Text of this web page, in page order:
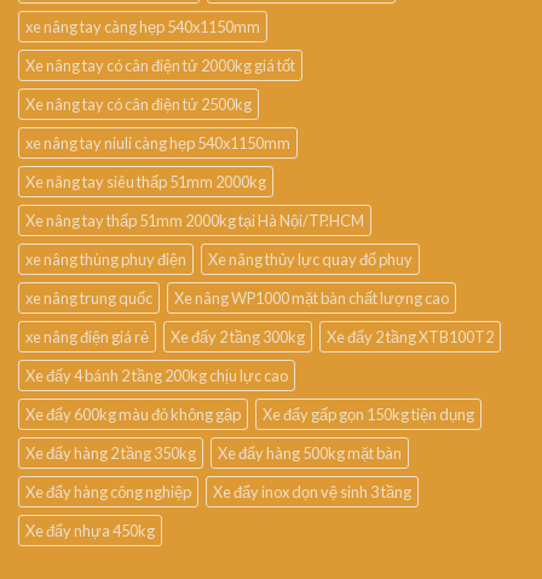
xe nâng tay càng hẹp 540x1150mm
Xe nâng tay có cân điện tử 2000kg giá tốt
Xe nâng tay có cân điện tử 2500kg
xe nâng tay niuli càng hẹp 540x1150mm
Xe nâng tay siêu thấp 51mm 2000kg
Xe nâng tay thấp 51mm 2000kg tại Hà Nội/TP.HCM
xe nâng thùng phuy điện
Xe nâng thủy lực quay đổ phuy
xe nâng trung quốc
Xe nâng WP1000 mặt bàn chất lượng cao
xe nâng điện giá rẻ
Xe đẩy 2 tầng 300kg
Xe đẩy 2 tầng XTB100T2
Xe đẩy 4 bánh 2 tầng 200kg chịu lực cao
Xe đẩy 600kg màu đỏ không gập
Xe đẩy gấp gọn 150kg tiện dụng
Xe đẩy hàng 2 tầng 350kg
Xe đẩy hàng 500kg mặt bàn
Xe đẩy hàng công nghiệp
Xe đẩy inox dọn vệ sinh 3 tầng
Xe đẩy nhựa 450kg